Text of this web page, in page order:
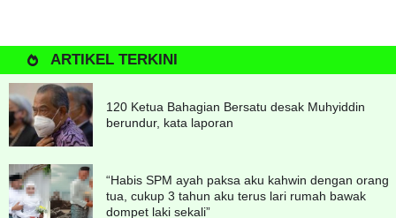
ARTIKEL TERKINI
120 Ketua Bahagian Bersatu desak Muhyiddin
berundur, kata laporan
“Habis SPM ayah paksa aku kahwin dengan orang
tua, cukup 3 tahun aku terus lari rumah bawak
dompet laki sekali”